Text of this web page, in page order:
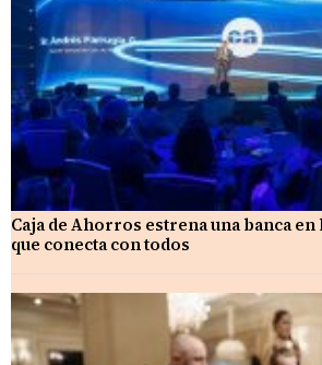
Caja de Ahorros estrena una banca
que conecta con todos